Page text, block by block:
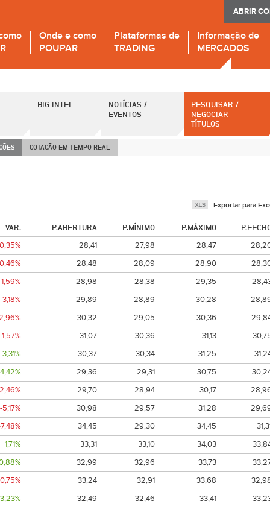
ABRIR
Onde e como
POUPAR
Plataformas de
TRADING
Informação de
MERCADOS
BIG INTEL
NOTÍCIAS /
EVENTOS
PESQUISAR /
NEGOCIAR
TÍTULOS
COTAÇÃO EM TEMPO REAL
Exportar para
VAR. P.ABERTURA P.MÍNIMO P.MÁXIMO
28,41 27,98 28,47
28,48 28,09 28,90
28,98 28,38 29,35
-3,18%
29,89 28,89 30,28
30,32 29,05 30,36
-1,57%
31,07 30,36 31,13
3,31%
30,37 30,34 31,25
4,42%
29,36 29,31 30,75
29,70 28,94 30,17
-5,17%
30,98 29,57 31,28
34,45 29,30 34,45
1,71%
33,31 33,10 34,03
32,99 32,96 33,73
33,24 32,91 33,68
3,23%
32,49 32,46 33,41